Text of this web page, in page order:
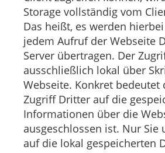
Storage vollständig vom
Das heißt, es werden
jedem Aufruf der Webseite
Server übertragen. Der
ausschließlich lokal über
Webseite. Konkret bedeutet
Zugriff Dritter auf die
Informationen über die
ausgeschlossen ist. Nur Sie
auf die lokal gespeicherten